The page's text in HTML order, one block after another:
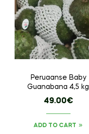
Peruaanse Baby
Guanabana 4,5 kg
49.00€
ADD TO CART